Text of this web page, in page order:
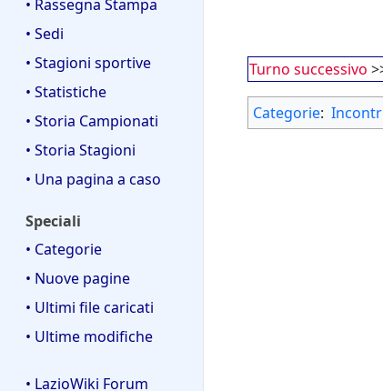
• Rassegna Stampa
• Sedi
• Stagioni sportive
• Statistiche
• Storia Campionati
• Storia Stagioni
• Una pagina a caso
Speciali
• Categorie
• Nuove pagine
• Ultimi file caricati
• Ultime modifiche
• LazioWiki Forum
Turno successivo
Categorie: